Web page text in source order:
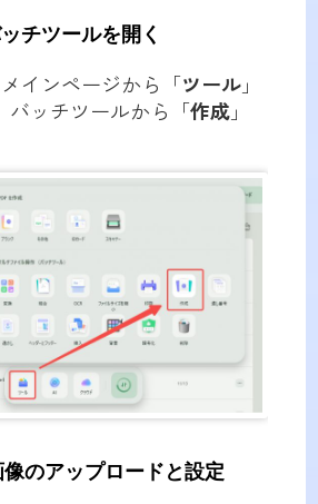
チツールを開く
インページから「ツール」
バッチツールから「作成」
のアップロードと設定